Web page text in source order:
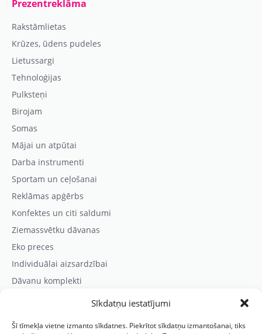
Sīkdatņu iestatījumi
Šī tīmekļa vietne izmanto sīkdatnes. Piekrītot sīkdatņu izmantošanai, tiks
Prezentreklāma
Rakstāmlietas
Krūzes, ūdens pudeles
Lietussargi
Tehnoloģijas
Pulksteņi
Birojam
Somas
Mājai un atpūtai
Darba instrumenti
Sportam un ceļošanai
Reklāmas apģērbs
Konfektes un citi saldumi
Ziemassvētku dāvanas
Eko preces
Individuālai aizsardzībai
Dāvanu komplekti
Kontaktinformācija
Prezentreklāmas aģentūra “PARIS”